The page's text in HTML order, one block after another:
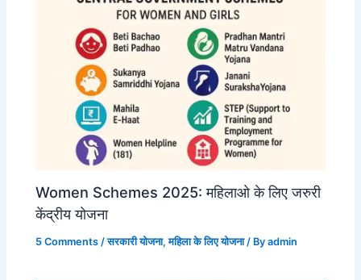
Women Schemes 2025: महिलाओ के लिए जरुरी
केंद्रीय योजना
5 Comments /सरकारी योजना,महिला के लिए योजना/ Byadmin